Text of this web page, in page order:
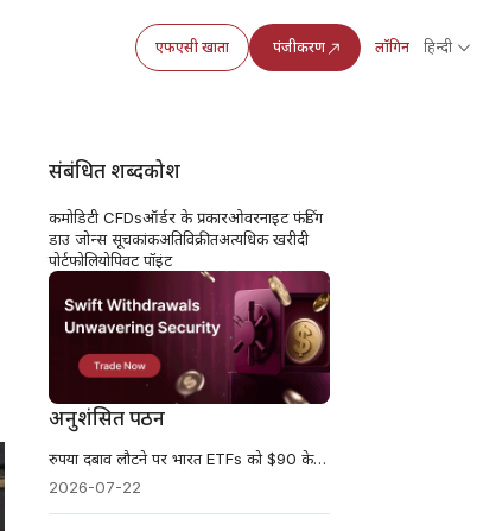
एफएसी खाता पंजीकरण लॉगिन हिन्दी
संबंधित शब्दकोश
कमोडिटी CFDsऑर्डर के प्रकारओवरनाइट फंडिंग
डाउ जोन्स सूचकांकअतिविक्रीतअत्यधिक खरीदी
पोर्टफोलियोपिवट पॉइंट
अनुशंसित पठन
रुपया दबाव लौटने पर भारत ETFs को $90 के तेल-परीक्षण का सामना
2026-07-22